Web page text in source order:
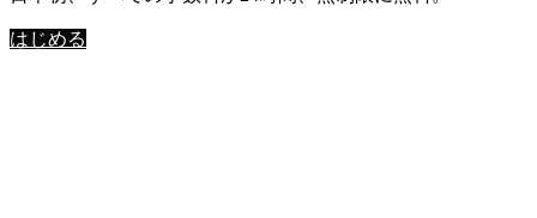
はじめる